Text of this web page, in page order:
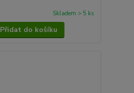
Skladem > 5 ks
Přidat do košíku